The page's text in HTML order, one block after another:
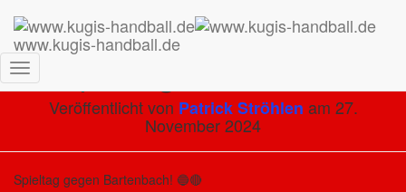
www.kugis-handball.de
Navigation
umschalten
Veröffentlicht von Patrick Ströhlen am 27.
November 2024
Spieltag gegen Bartenbach! 🔵🔴